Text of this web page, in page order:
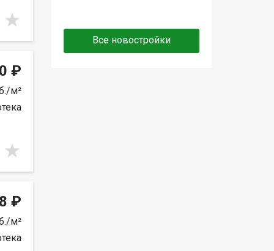
₽
м²
₽
м²
Все новостройки